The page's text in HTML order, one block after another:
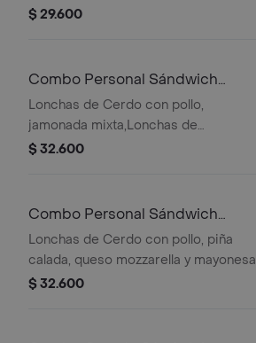
cordero y res, queso mozzarella,
$ 29.600
Combo Personal Sándwich
Super Especial
Lonchas de Cerdo con pollo,
jamonada mixta,Lonchas de
cerdo,cordero y res,
Qbano
$ 32.600
Combo Personal Sándwich
Hawaiano
Lonchas de Cerdo con pollo, piña
calada, queso mozzarella y mayonesa
$ 32.600